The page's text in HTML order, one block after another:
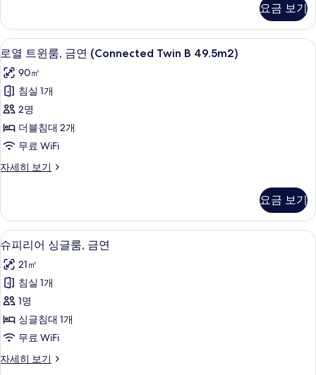
사
진
모
두
보
기
Kyoto
자
세
히
보
기
러
개),
금
연
(Concept,gym,shuttle
bus
from
Kyoto
St)
사
모
두
보
기
티
브
룸,
대
(여
개),
금
연
(Concept,gym,shuttle
bus
자
세
히
보
기
요금 보기
로
열
트
윈
룸,
금
연
(Connected
49.5m2)
사
진
모
두
보
기
로열 트윈룸, 금연 (Connected Twin
8
로열 트윈룸, 금연 (Connected Twin B 49.5m2)
90㎡
침실 1개
2명
더블침대 2개
무료 WiFi
자세히 보기
로
룸,
금
연
(Connected
Twin
B
자
세
히
보
기
요금 보기
슈
피
리
어
싱
글
룸,
금
슈피리어 싱글룸, 금연 | 저자극성 침
1
슈피리어 싱글룸, 금연
21㎡
침실 1개
1명
싱글침대 1개
무료 WiFi
자세히 보기
슈